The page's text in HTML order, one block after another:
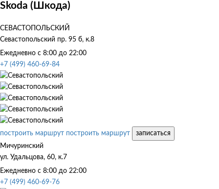
Skoda (Шкода)
СЕВАСТОПОЛЬСКИЙ
Севастопольский пр. 95 б, к.8
Ежедневно с 8:00 до 22:00
+7 (499) 460-69-84
построить маршрут построить маршрут
записаться
Мичуринский
ул. Удальцова, 60, к.7
Ежедневно с 8:00 до 22:00
+7 (499) 460-69-76